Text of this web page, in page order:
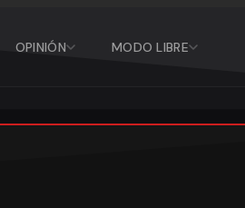
OPINIÓN MODO LIBRE